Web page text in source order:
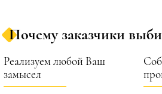
Почему заказчики
Реализуем любой Ваш
замысел